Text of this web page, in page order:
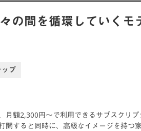
の間を循環していくモ
プ
月額2,300円～で利用できるサブスクリ
開すると同時に、高級なイメージを持つ